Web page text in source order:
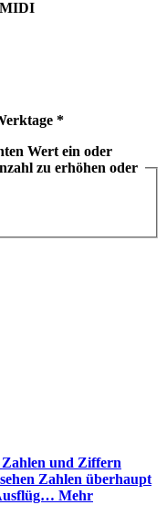
*
Wert ein oder
zu erhöhen oder
Zahlen und Ziffern
Zahlen überhaupt
Mehr